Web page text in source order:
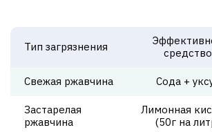
Тип загрязнения
средство
Свежая ржавчина Сода +
Застарелая
ржавчина
Лимонная
(50г на